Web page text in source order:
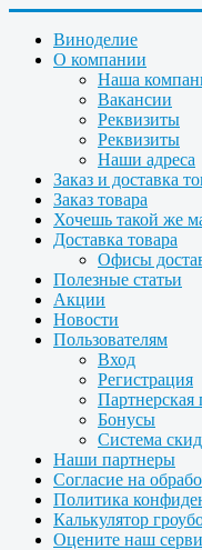
Виноделие
О компании
Наша
Вакансии
Реквизиты
Реквизиты
Наши адреса
Заказ и доставка
Заказ товара
Хочешь такой же
Доставка товара
Офисы
Полезные статьи
Акции
Новости
Пользователям
Вход
Регистрация
Партнерская
Бонусы
Система
Наши партнеры
Согласие на
Политика
Калькулятор
Оцените наш